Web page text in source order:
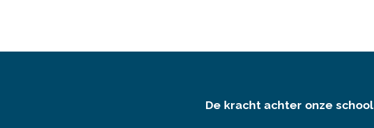
De kracht achter onze school